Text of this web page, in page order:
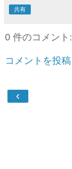
共有
0 件のコメント:
コメントを投稿
‹